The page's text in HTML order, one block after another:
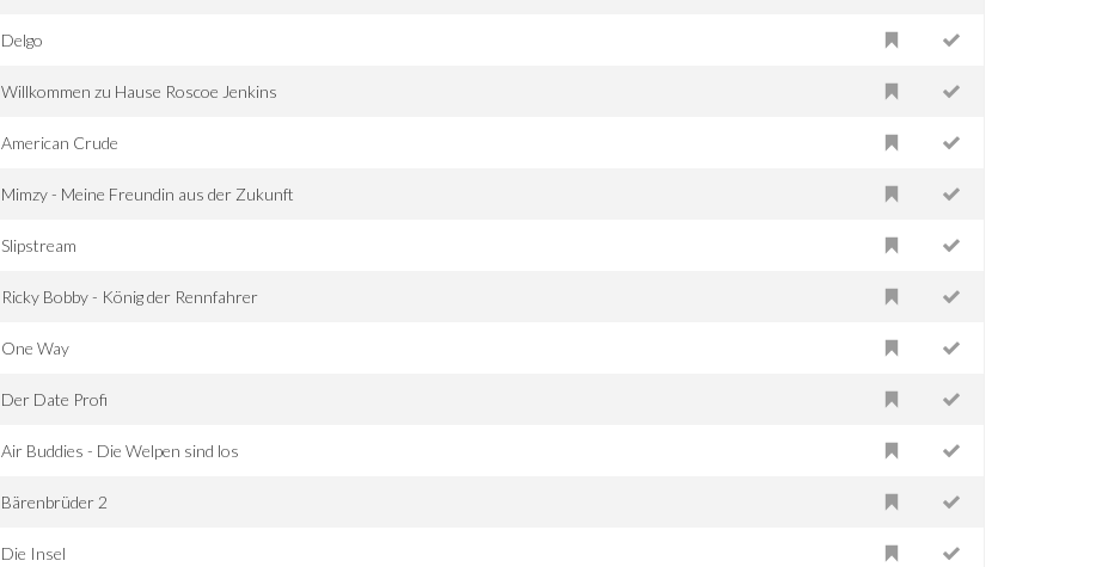
Delgo
Willkommen zu Hause Roscoe Jenkins
American Crude
Mimzy - Meine Freundin aus der Zukunft
Slipstream
Ricky Bobby - König der Rennfahrer
One Way
Der Date Profi
Air Buddies - Die Welpen sind los
Bärenbrüder 2
Die Insel